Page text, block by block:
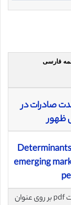
فارسی
صادرات در
ظهور
emerging
برای دانلود رایگان مقاله انگلیسی با فرمت pdf بر روی عنوان